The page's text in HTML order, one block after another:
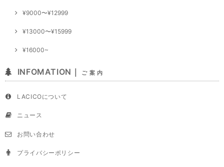
¥9000〜¥12999
¥13000〜¥15999
¥16000~
INFOMATION｜ ご 案 内
LACICOについて
ニュース
お問い合わせ
プライバシーポリシー